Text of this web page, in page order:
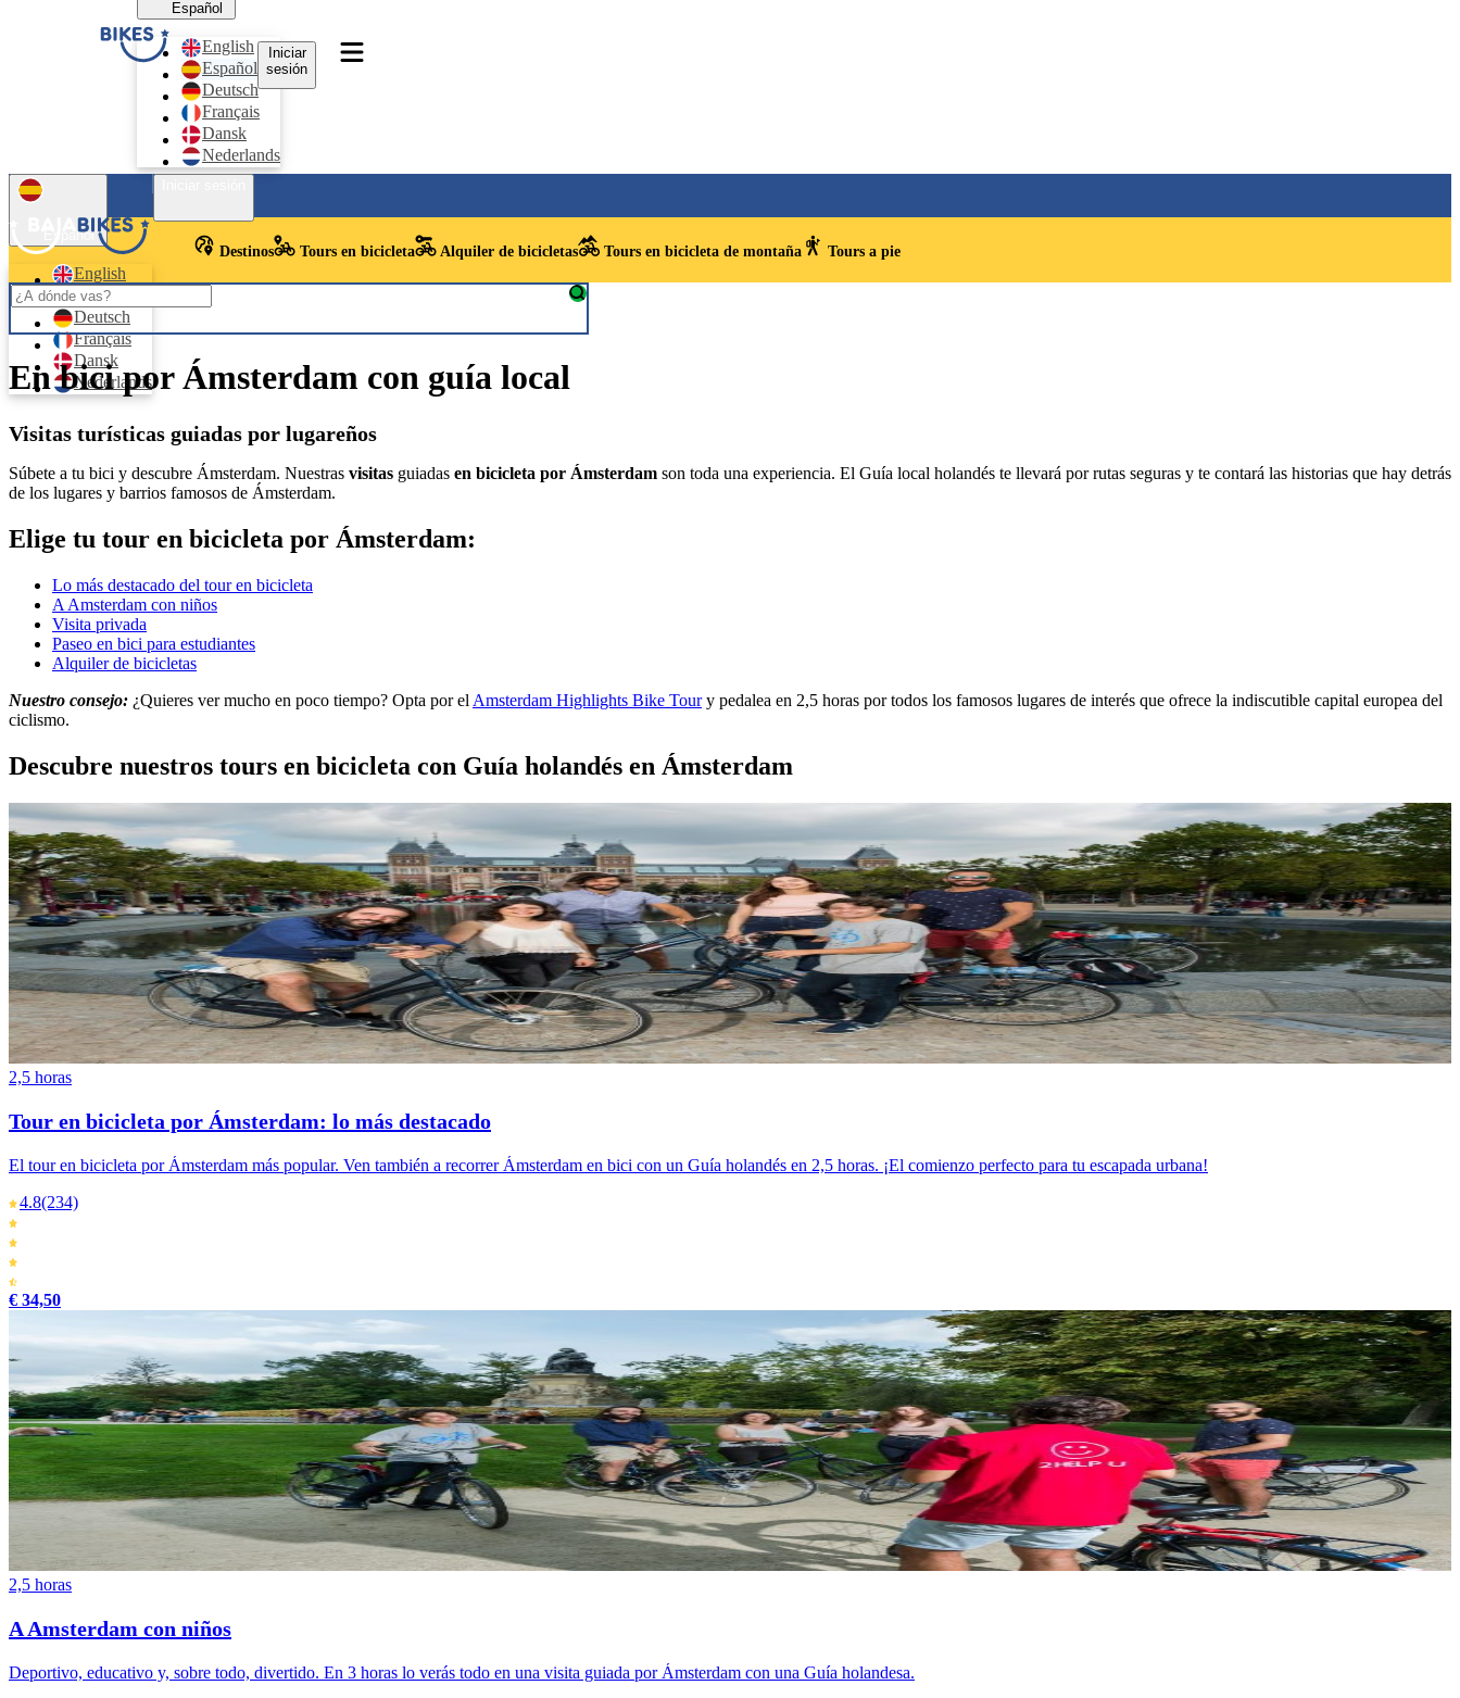
Español
English
Español
Deutsch
Français
Dansk
Nederlands
Iniciar
sesión
Español
English
Español
Deutsch
Français
Dansk
Nederlands
Destinos Tours en bicicleta Alquiler de bicicletas Tours en bicicleta de montaña Tours a pie
En bici por Ámsterdam con guía local
Visitas turísticas guiadas por lugareños
Súbete a tu bici y descubre Ámsterdam. Nuestras visitas guiadas en bicicleta por Ámsterdam son toda una experiencia. El Guía local holandés te llevará por rutas seguras y te contará las historias que hay detrás
de los lugares y barrios famosos de Ámsterdam.
Elige tu tour en bicicleta por Ámsterdam:
Lo más destacado del tour en bicicleta
A Amsterdam con niños
Visita privada
Paseo en bici para estudiantes
Alquiler de bicicletas
Nuestro consejo: ¿Quieres ver mucho en poco tiempo? Opta por el Amsterdam Highlights Bike Tour y pedalea en 2,5 horas por todos los famosos lugares de interés que ofrece la indiscutible capital europea del
ciclismo.
Descubre nuestros tours en bicicleta con Guía holandés en Ámsterdam
2,5 horas
Tour en bicicleta por Ámsterdam: lo más destacado
El tour en bicicleta por Ámsterdam más popular. Ven también a recorrer Ámsterdam en bici con un Guía holandés en 2,5 horas. ¡El comienzo perfecto para tu escapada urbana!
4.8(234)
€ 34,50
2,5 horas
A Amsterdam con niños
Deportivo, educativo y, sobre todo, divertido. En 3 horas lo verás todo en una visita guiada por Ámsterdam con una Guía holandesa.